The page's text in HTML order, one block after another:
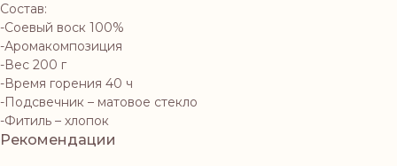
Состав:
-Соевый воск 100%
-Аромакомпозиция
-Вес 200 г
-Время горения 40 ч
-Подсвечник – матовое стекло
-Фитиль – хлопок
Рекомендации